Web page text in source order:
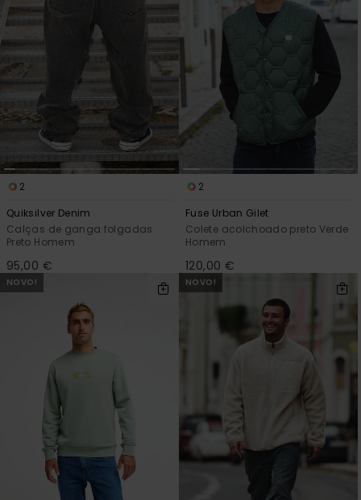
2
Quiksilver Denim
Calças de ganga folgadas
Preto Homem
95,00 €
2
Fuse Urban Gilet
Colete acolchoado preto Verde
Homem
120,00 €
NOVO! NOVO!